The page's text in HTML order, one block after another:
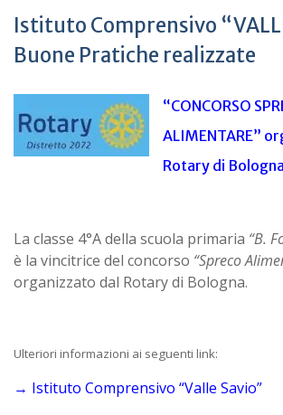
Istituto Comprensivo
Buone Pratiche realizzate
“CONCORSO
ALIMENTARE”
Rotary di
La classe 4°A della scuola primaria “B.
è la vincitrice del concorso “Spreco
organizzato dal Rotary di Bologna.
Ulteriori informazioni ai seguenti link:
→ Istituto Comprensivo “Valle Savio”